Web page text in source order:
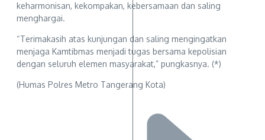
keharmonisan, kekompakan, kebersamaan dan saling
menghargai.
“Terimakasih atas kunjungan dan saling mengingatkan
menjaga Kamtibmas menjadi tugas bersama kepolisian
dengan seluruh elemen masyarakat,” pungkasnya. (*)
(Humas Polres Metro Tangerang Kota)